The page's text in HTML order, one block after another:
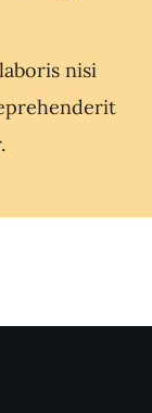
nisi